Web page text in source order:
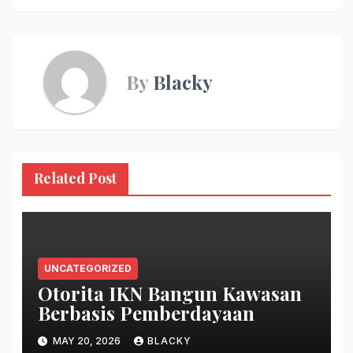
ByBlacky
Related Post
UNCATEGORIZED
Otorita IKN Bangun Kawasan
Berbasis Pemberdayaan
MAY 20, 2026 BLACKY